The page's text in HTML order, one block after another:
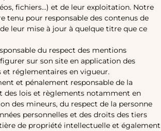
fichiers…) et de leur exploitation. Notre
tenu pour responsable des contenus de
leur mise à jour à quelque titre que ce
du respect des mentions
sur son site en application des
et réglementaires en vigueur.
et pénalement responsable de la
des lois et règlements notamment en
des mineurs, du respect de la personne
personnelles et des droits des tiers
de propriété intellectuelle et également